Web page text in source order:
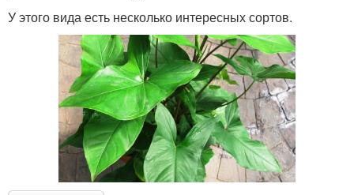
У этого вида есть несколько интересных сортов.